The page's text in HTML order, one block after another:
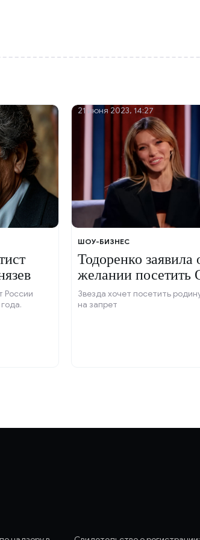
России
ШОУ-БИЗНЕС
Тодоренко заявила
желании посетить
Звезда хочет посетить
на запрет
21 июня 2023, 14:27